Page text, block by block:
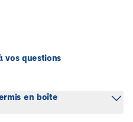
vos questions
en boîte